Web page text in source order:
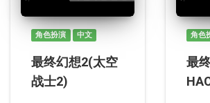
角色扮演 中文
最终幻想2(太空
战士2)
角色
最